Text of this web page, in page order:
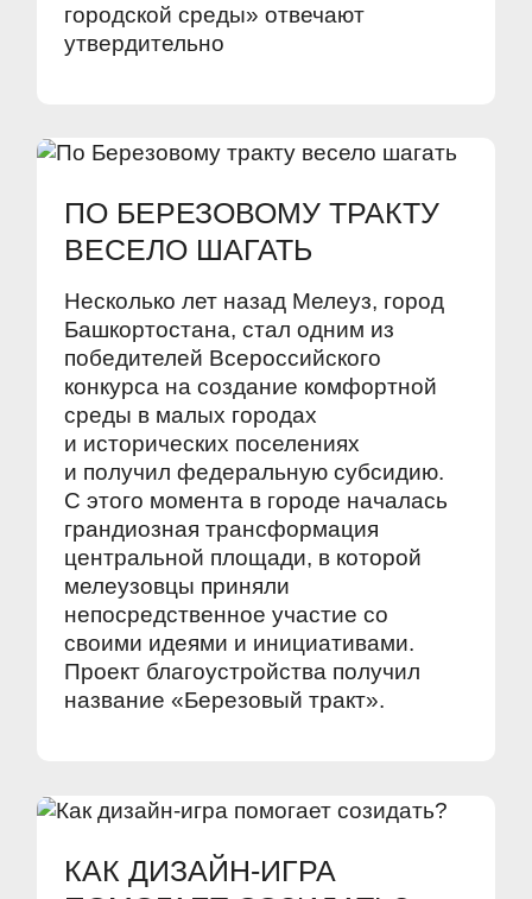
городской среды» отвечают
утвердительно
ПО БЕРЕЗОВОМУ ТРАКТУ
ВЕСЕЛО ШАГАТЬ
Несколько лет назад Мелеуз, город
Башкортостана, стал одним из
победителей Всероссийского
конкурса на создание комфортной
среды в малых городах
и исторических поселениях
и получил федеральную субсидию.
С этого момента в городе началась
грандиозная трансформация
центральной площади, в которой
мелеузовцы приняли
непосредственное участие со
своими идеями и инициативами.
Проект благоустройства получил
название «Березовый тракт».
КАК ДИЗАЙН-ИГРА